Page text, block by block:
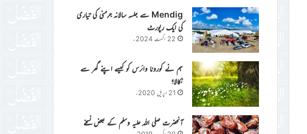
Mendig سے جلسہ سالانہ جرمنی کی تیاری
کی ایک رپورٹ
22 اگست 2024ء
ہم نے کورونا وائرس کو کیسے اپنے گھر سے
نکالا؟
21 اپریل 2020ء
آنحضرت صلی اللہ علیہ وسلم کے بعض نسخے